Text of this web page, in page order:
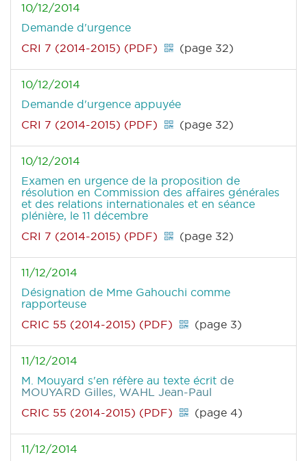
10/12/2014
Demande d'urgence
CRI 7 (2014-2015) (PDF)
(page 32)
10/12/2014
Demande d'urgence appuyée
CRI 7 (2014-2015) (PDF)
(page 32)
10/12/2014
Examen en urgence de la proposition de
résolution en Commission des affaires générales
et des relations internationales et en séance
plénière, le 11 décembre
CRI 7 (2014-2015) (PDF)
(page 32)
11/12/2014
Désignation de Mme Gahouchi comme
rapporteuse
CRIC 55 (2014-2015) (PDF)
(page 3)
11/12/2014
M. Mouyard s'en réfère au texte écrit de
MOUYARD Gilles, WAHL Jean-Paul
CRIC 55 (2014-2015) (PDF)
(page 4)
11/12/2014